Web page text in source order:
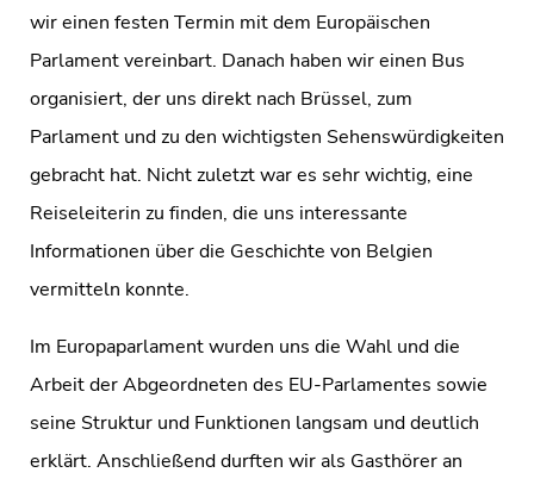
wir einen festen Termin mit dem Europäischen
Parlament vereinbart. Danach haben wir einen Bus
organisiert, der uns direkt nach Brüssel, zum
Parlament und zu den wichtigsten Sehenswürdigkeiten
gebracht hat. Nicht zuletzt war es sehr wichtig, eine
Reiseleiterin zu finden, die uns interessante
Informationen über die Geschichte von Belgien
vermitteln konnte.
Im Europaparlament wurden uns die Wahl und die
Arbeit der Abgeordneten des EU-Parlamentes sowie
seine Struktur und Funktionen langsam und deutlich
erklärt. Anschließend durften wir als Gasthörer an